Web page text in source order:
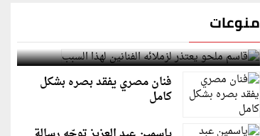
منوعات
قاسم ملحو يعتذر لزملائه الفنانين لهذا السبب
فنان مصري يفقد بصره بشكل
كامل